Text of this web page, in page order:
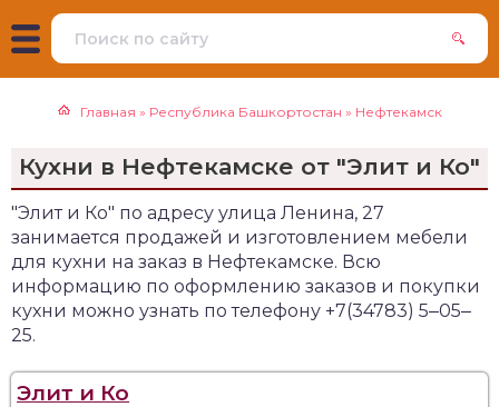
Главная » Республика Башкортостан » Нефтекамск
Кухни в Нефтекамске от "Элит и Ко"
"Элит и Ко" по адресу улица Ленина, 27
занимается продажей и изготовлением мебели
для кухни на заказ в Нефтекамске. Всю
информацию по оформлению заказов и покупки
кухни можно узнать по телефону +7(34783) 5‒05‒
25.
Элит и Ко